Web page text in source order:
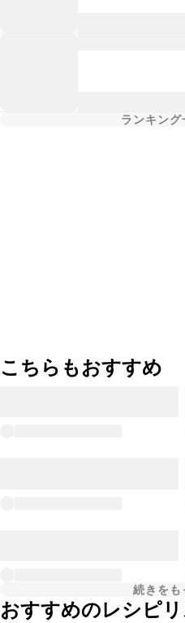
ランキング
こちらもおすすめ
続きをも
おすすめのレシピリ